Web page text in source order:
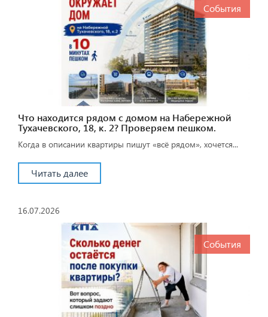
События
Что находится рядом с домом на Набережной
Тухачевского, 18, к. 2? Проверяем пешком.
Когда в описании квартиры пишут «всё рядом», хочется...
Читать далее
16.07.2026
События